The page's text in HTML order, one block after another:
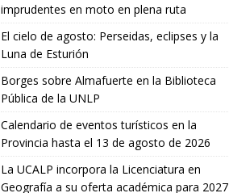
imprudentes en moto en plena ruta
El cielo de agosto: Perseidas, eclipses y la
Luna de Esturión
Borges sobre Almafuerte en la Biblioteca
Pública de la UNLP
Calendario de eventos turísticos en la
Provincia hasta el 13 de agosto de 2026
La UCALP incorpora la Licenciatura en
Geografía a su oferta académica para 2027